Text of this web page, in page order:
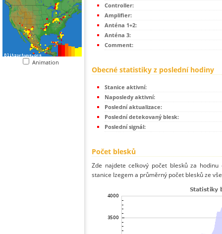
Animation
Controller:
Amplifier:
Anténa 1+2:
Anténa 3:
Comment:
Obecné statistiky z poslední hodiny
Stanice aktivní:
Naposledy aktivní:
Poslední aktualizace:
Poslední detekovaný blesk:
Poslední signál:
Počet blesků
Zde najdete celkový počet blesků za
stanice Izegem a průměrný počet blesků ze